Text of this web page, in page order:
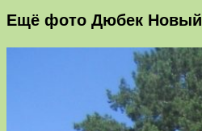
Ещё фото Дюбек Новый